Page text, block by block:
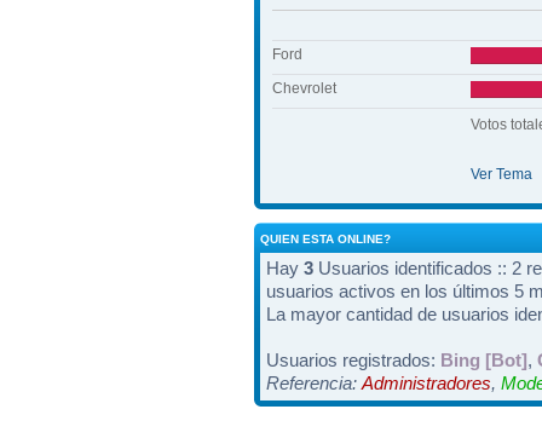
Ford
Chevrolet
Votos
Ver Tema
QUIEN ESTA ONLINE?
Hay 3 Usuarios identificados :: 2
usuarios activos en los últimos 5
La mayor cantidad de usuarios
Usuarios registrados: Bing [Bot] ,
Referencia: Administradores,